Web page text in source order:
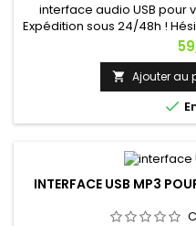
interface audio USB pour
Expédition sous 24/48h !
avez
 Ajouter au

INTERFACE USB MP3